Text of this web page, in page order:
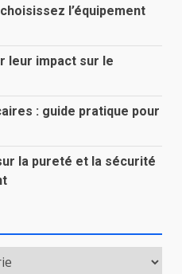
l’équipement
leur impact sur le
: guide pratique pour
la pureté et la sécurité